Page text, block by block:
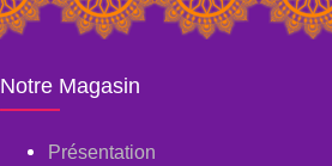
Notre Magasin
Présentation